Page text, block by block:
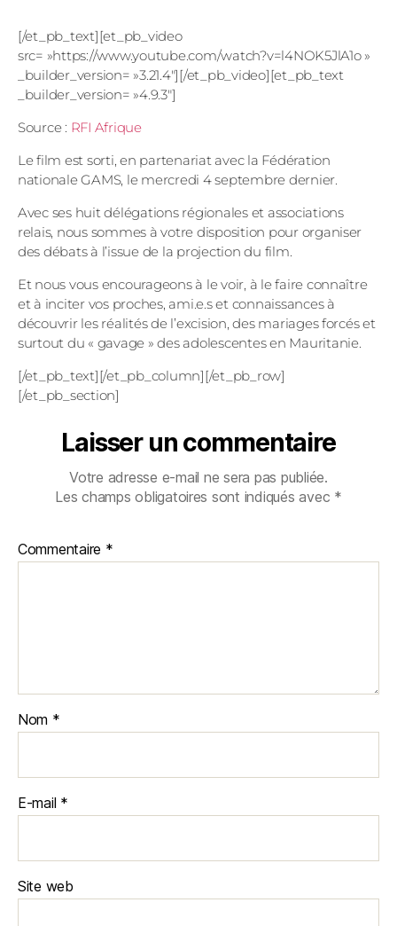
[/et_pb_text][et_pb_video
src= »https://www.youtube.com/watch?v=l4NOK5JlA1o »
_builder_version= »3.21.4″][/et_pb_video][et_pb_text
_builder_version= »4.9.3″]
Source : RFI Afrique
Le film est sorti, en partenariat avec la Fédération
nationale GAMS, le mercredi 4 septembre dernier.
Avec ses huit délégations régionales et associations
relais, nous sommes à votre disposition pour organiser
des débats à l’issue de la projection du film.
Et nous vous encourageons à le voir, à le faire connaître
et à inciter vos proches, ami.e.s et connaissances à
découvrir les réalités de l’excision, des mariages forcés et
surtout du « gavage » des adolescentes en Mauritanie.
[/et_pb_text][/et_pb_column][/et_pb_row]
[/et_pb_section]
Laisser un commentaire
Votre adresse e-mail ne sera pas publiée.
Les champs obligatoires sont indiqués avec *
Commentaire *
Nom *
E-mail *
Site web